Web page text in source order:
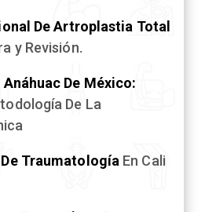
De Artroplastia Total
y Revisión.
De México:
De La
Traumatología En Cali